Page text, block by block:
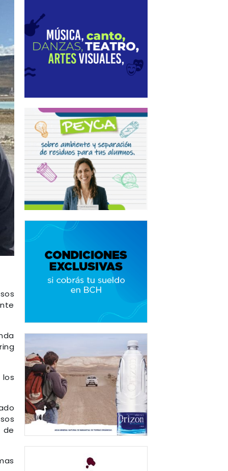
de